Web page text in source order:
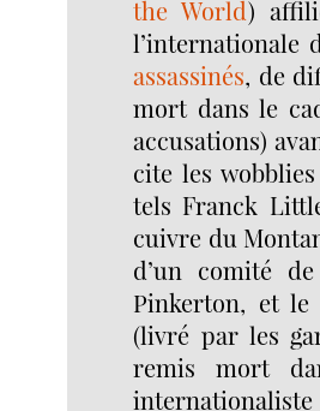
the World)
l’internationale
assassinés, de
mort dans le
accusations)
cite les
tels Franck
cuivre du
d’un comité
Pinkerton, et le
(livré par les
remis mort